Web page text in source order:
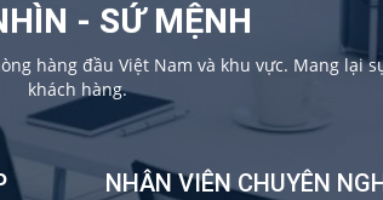
- SỨ MỆNH
hàng đầu Việt Nam và khu vực. Mang lại
khách hàng.
NHÂN VIÊN CHUYÊN